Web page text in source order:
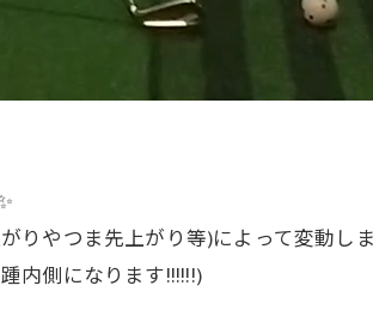
りやつま先上がり等)によって変動
内側になります!!!!!!)